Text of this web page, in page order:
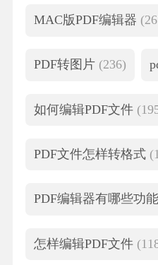
MAC版PDF编辑器
PDF转图片 (236)
如何编辑PDF文件
PDF文件怎样转格式
PDF编辑器有哪些功能
怎样编辑PDF文件